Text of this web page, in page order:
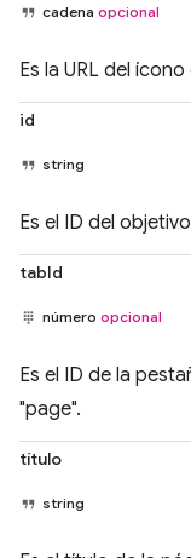
cadena opcional
Es la URL del
id
string
Es el ID del
tabId
número opcional
Es el ID de la
"page".
título
string